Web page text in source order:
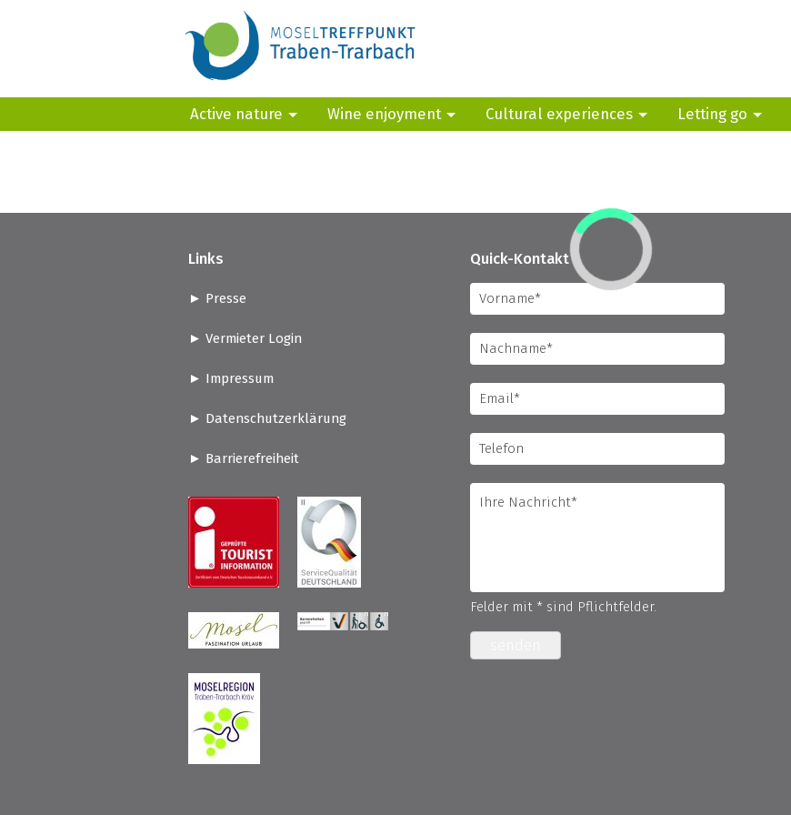
Active nature Wine enjoyment Cultural experiences Letting go
Links
Presse
Vermieter Login
Impressum
Datenschutzerklärung
Barrierefreiheit
Quick-Kontakt
Felder mit * sind Pflichtfelder.